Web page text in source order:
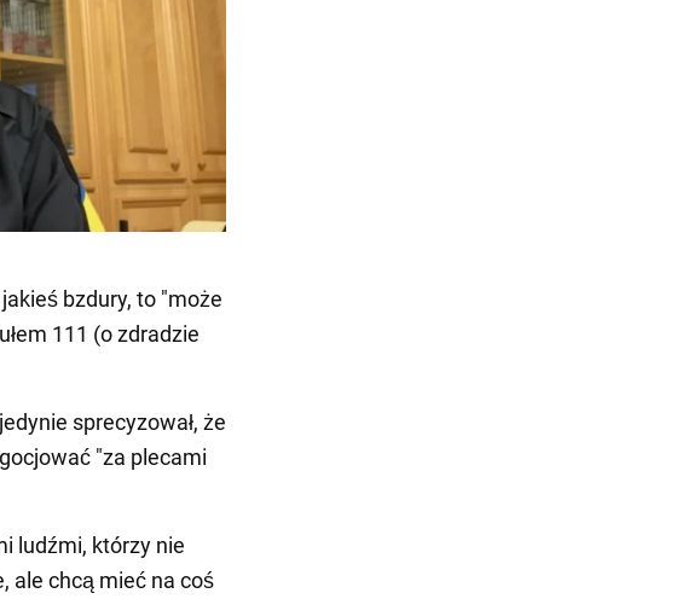
bzdury, to "może
111 (o zdradzie
sprecyzował, że
"za plecami
ludźmi, którzy nie
ale chcą mieć na coś